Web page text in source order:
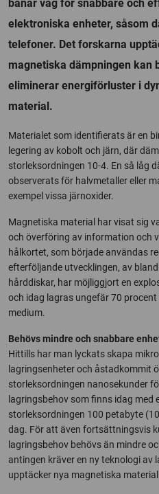
banar väg för snabbare och
elektroniska enheter, såsom
telefoner. Det forskarna
magnetiska dämpningen kan
eliminerar energiförluster i
material.
Materialet som identifierats är en
legering av kobolt och järn, där
storleksordningen 10-4. En så låg
observerats för halvmetaller eller
exempel vissa järnoxider.
Magnetiska material har visat sig
och överföring av information och
hålkortet, som började användas
efterföljande utvecklingen, av
hårddiskar, har möjliggjort en
och idag lagras ungefär 70
medium.
Behövs mindre och snabbare
Hittills har man lyckats skapa
lagringsenheter och åstadkommit
storleksordningen nanosekunder
lagringsbehov som finns idag
storleksordningen 100 petabyte
dag. För att även fortsättningsvis
lagringsbehov behövs än mindre
antingen kräver en ny teknologi av
upptäcker nya magnetiska material.